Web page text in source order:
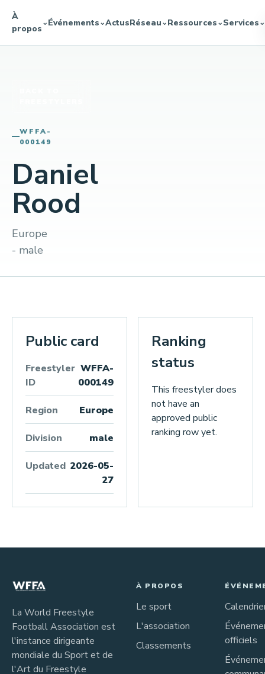
À
propos
⌄Événements⌄ActusRéseau⌄Ressources⌄Services⌄
WFFA-
000149
Daniel
Rood
Europe
- male
Public card
Freestyler
ID
WFFA-
000149
Region Europe
Division male
Updated 2026-05-
27
Ranking
status
This freestyler does
not have an
approved public
ranking row yet.
La World Freestyle
Football Association est
l'instance dirigeante
mondiale du Sport et de
l'Art du Freestyle
À PROPOS
Le sport
L'association
Classements
officiels